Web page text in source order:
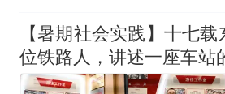
【暑期社会实践】十七
位铁路人，讲述一座车站